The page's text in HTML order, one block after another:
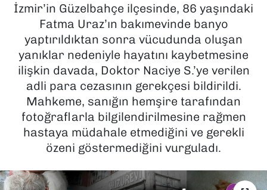
İzmir’in Güzelbahçe ilçesinde, 86 yaşındaki
Fatma Uraz’ın bakımevinde banyo
yaptırıldıktan sonra vücudunda oluşan
yanıklar nedeniyle hayatını kaybetmesine
ilişkin davada, Doktor Naciye S.’ye verilen
adli para cezasının gerekçesi bildirildi.
Mahkeme, sanığın hemşire tarafından
fotoğraflarla bilgilendirilmesine rağmen
hastaya müdahale etmediğini ve gerekli
özeni göstermediğini vurguladı.
MAGAZİN
POLİTİKA
SAĞLIK
SPOR
TEKNOLOJİ
Haber Arşivi